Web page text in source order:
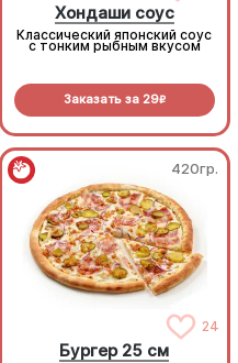
Хондаши соус
Классический японский соус
с тонким рыбным вкусом
Заказать за 29R
420гр.
24
Бургер 25 см